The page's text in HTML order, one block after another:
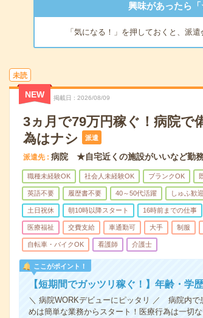
興味があったら
「気になる！」を押しておくと、派遣
未読
NEW 掲載日 2026/08/09
3ヵ月で79万円稼ぐ！病院で
為はナシ
派遣
派遣先 病院 ★自宅近くの施設がいいなど勤
職種未経験OK 社会人未経験OK ブランクOK
英語不要 履歴書不要 40～50代活躍 しゅふ歓迎
土日祝休 朝10時以降スタート 16時前までの仕事
医療福祉 交費支給 車通勤可 大手 制服
自転車・バイクOK 看護師 介護士
ここがポイント！
【短期間でガッツリ稼ぐ！】年齢・学
＼ 病院WORKデビューにピッタリ ／ 病院内で
めは簡単な業務からスタート！医療行為は一切